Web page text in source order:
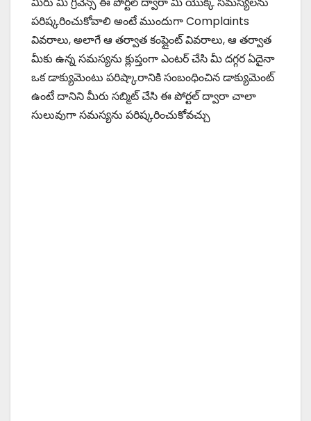
పరిష్కరించుకోవాలి అంటే ముందుగా Complaints
వివరాలు, అలాగే ఆ తర్వాత కంప్లైంట్ వివరాలు, ఆ తర్వాత
మీకు ఉన్న సమస్యను క్లుప్తంగా ఎంటర్ చేసి మీ దగ్గర ఏదైనా
ఒక డాక్యుమెంటు పరిష్కారానికి సంబంధించిన డాక్యుమెంట్
ఉంటే దానిని మీరు సబ్మిట్ చేసి ఈ పోర్టల్ ద్వారా చాలా
సులువుగా సమస్యను పరిష్కరించుకోవచ్చు